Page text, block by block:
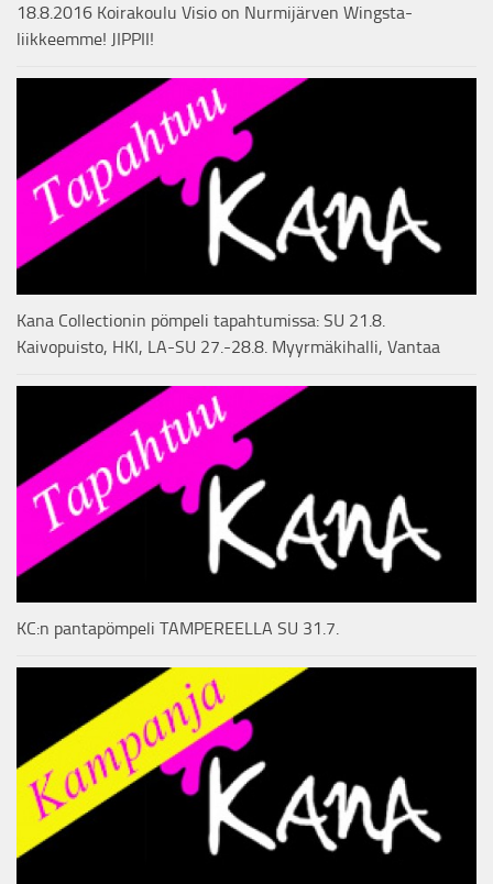
18.8.2016 Koirakoulu Visio on Nurmijärven Wingsta-
liikkeemme! JIPPII!
Kana Collectionin pömpeli tapahtumissa: SU 21.8.
Kaivopuisto, HKI, LA-SU 27.-28.8. Myyrmäkihalli, Vantaa
KC:n pantapömpeli TAMPEREELLA SU 31.7.